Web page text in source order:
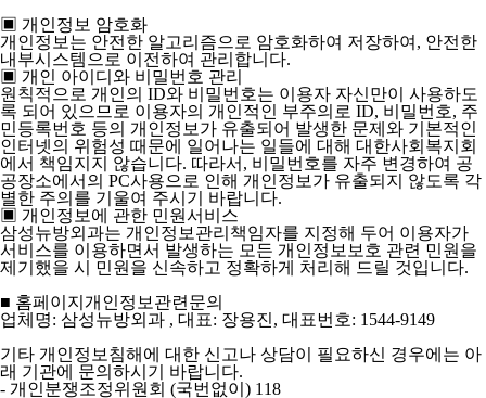
▣ 개인정보 암호화
개인정보는 안전한 알고리즘으로 암호화하여 저장하여, 안전한
내부시스템으로 이전하여 관리합니다.
▣ 개인 아이디와 비밀번호 관리
원칙적으로 개인의 ID와 비밀번호는 이용자 자신만이 사용하도
록 되어 있으므로 이용자의 개인적인 부주의로 ID, 비밀번호, 주
민등록번호 등의 개인정보가 유출되어 발생한 문제와 기본적인
인터넷의 위험성 때문에 일어나는 일들에 대해 대한사회복지회
에서 책임지지 않습니다. 따라서, 비밀번호를 자주 변경하여 공
공장소에서의 PC사용으로 인해 개인정보가 유출되지 않도록 각
별한 주의를 기울여 주시기 바랍니다.
▣ 개인정보에 관한 민원서비스
삼성뉴방외과는 개인정보관리책임자를 지정해 두어 이용자가
서비스를 이용하면서 발생하는 모든 개인정보보호 관련 민원을
제기했을 시 민원을 신속하고 정확하게 처리해 드릴 것입니다.
■ 홈페이지개인정보관련문의
업체명: 삼성뉴방외과 , 대표: 장용진, 대표번호: 1544-9149
기타 개인정보침해에 대한 신고나 상담이 필요하신 경우에는 아
래 기관에 문의하시기 바랍니다.
- 개인분쟁조정위원회 (국번없이) 118